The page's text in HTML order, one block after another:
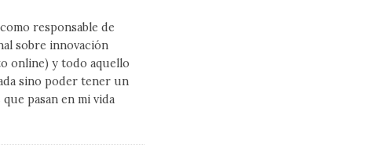
responsable de
sobre innovación
online) y todo aquello
sino poder tener un
pasan en mi vida